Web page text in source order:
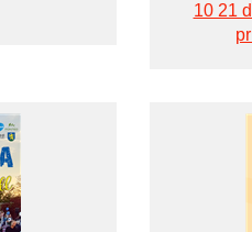
10 21